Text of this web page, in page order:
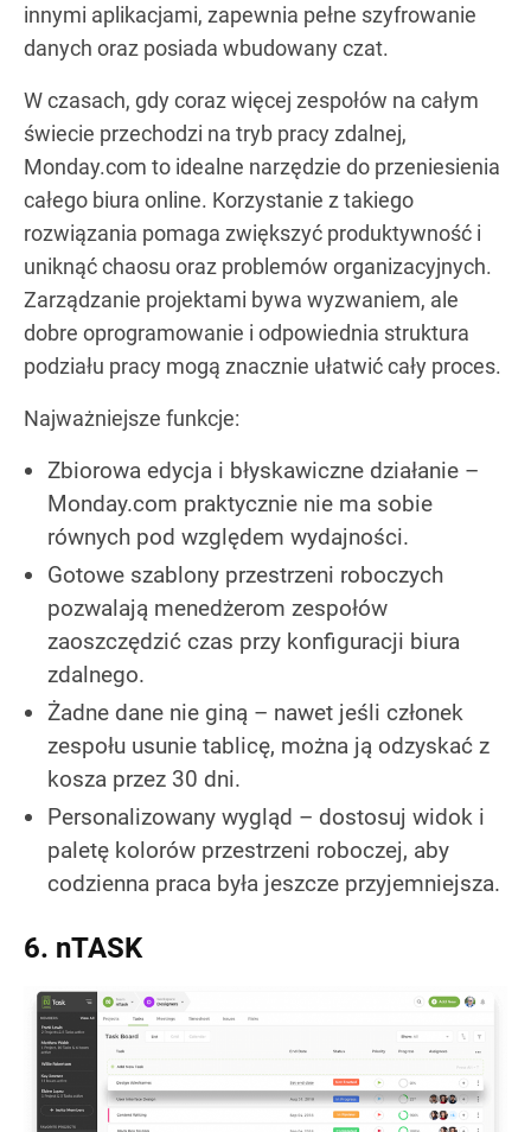
innymi aplikacjami, zapewnia pełne szyfrowanie
danych oraz posiada wbudowany czat.
W czasach, gdy coraz więcej zespołów na całym
świecie przechodzi na tryb pracy zdalnej,
Monday.com to idealne narzędzie do przeniesienia
całego biura online. Korzystanie z takiego
rozwiązania pomaga zwiększyć produktywność i
uniknąć chaosu oraz problemów organizacyjnych.
Zarządzanie projektami bywa wyzwaniem, ale
dobre oprogramowanie i odpowiednia struktura
podziału pracy mogą znacznie ułatwić cały proces.
Najważniejsze funkcje:
Zbiorowa edycja i błyskawiczne działanie –
Monday.com praktycznie nie ma sobie
równych pod względem wydajności.
Gotowe szablony przestrzeni roboczych
pozwalają menedżerom zespołów
zaoszczędzić czas przy konfiguracji biura
zdalnego.
Żadne dane nie giną – nawet jeśli członek
zespołu usunie tablicę, można ją odzyskać z
kosza przez 30 dni.
Personalizowany wygląd – dostosuj widok i
paletę kolorów przestrzeni roboczej, aby
codzienna praca była jeszcze przyjemniejsza.
6. nTASK